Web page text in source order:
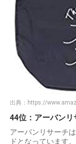
出典： https://
44位：アーバンリ
アーバンリサーチ
ドとなっています